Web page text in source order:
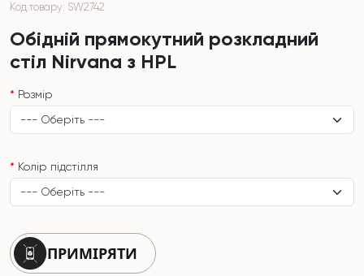
Код товару: SW2742
Обідній прямокутний розкладний
стіл Nirvana з HPL
Розмір
Колір підстілля
ПРИМІРЯТИ